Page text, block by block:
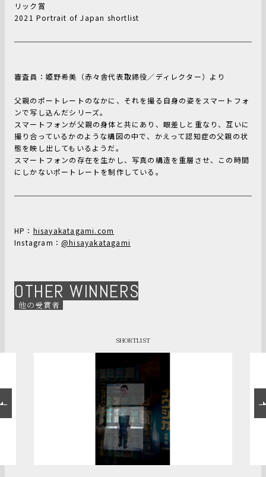
リック賞
2021 Portrait of Japan shortlist
審査員：姫野希美（赤々舎代表取締役／ディレクター）より
父親のポートレートのなかに、それを撮る自身の姿をスマートフォ
ンで写し込んだシリーズ。
スマートフォンが父親の身体と共にあり、眼差しと重なり、互いに
撮り合っているかのような構図の中で、かえって認知症の父親の状
態を映し出してもいるようだ。
スマートフォンの存在を生かし、写真の構造を重層させ、この時間
にしかないポートレートを制作している。
HP： hisayakatagami.com
Instagram： @hisayakatagami
OTHER WINNERS
他の受賞者
SHORTLIST